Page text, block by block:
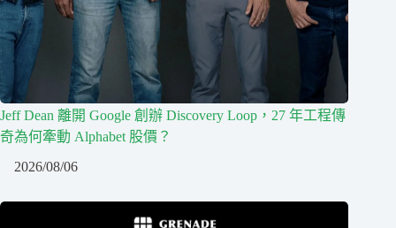
Jeff Dean 離開 Google 創辦 Discovery Loop，27 年工程傳
奇為何牽動 Alphabet 股價？
2026/08/06